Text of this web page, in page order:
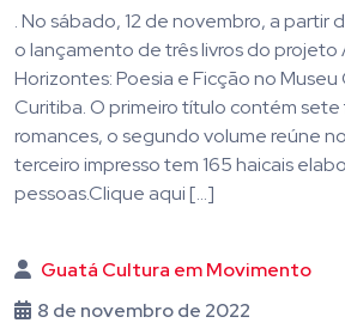
. No sábado, 12 de novembro, a partir
o lançamento de três livros do projeto
Horizontes: Poesia e Ficção no Museu
Curitiba. O primeiro título contém
romances, o segundo volume reúne
terceiro impresso tem 165 haicais
pessoas.Clique aqui […]
Guatá Cultura em Movimento
8 de novembro de 2022